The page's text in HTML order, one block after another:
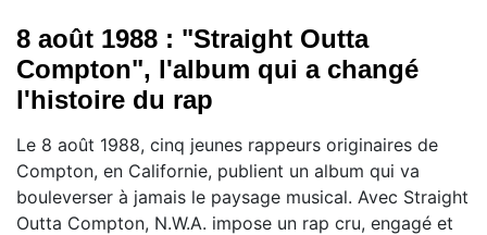
8 août 1988 : "Straight Outta
Compton", l'album qui a changé
l'histoire du rap
Le 8 août 1988, cinq jeunes rappeurs originaires de
Compton, en Californie, publient un album qui va
bouleverser à jamais le paysage musical. Avec Straight
Outta Compton, N.W.A. impose un rap cru, engagé et